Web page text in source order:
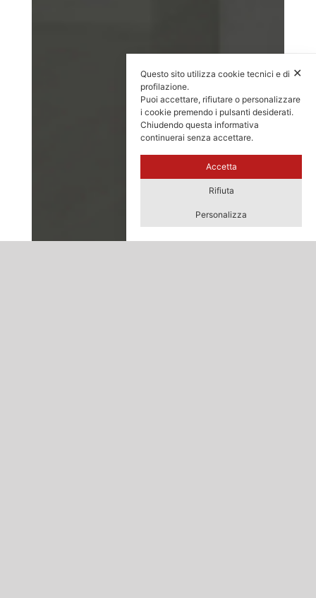
✕
Questo sito utilizza cookie tecnici e di
profilazione.
Puoi accettare, rifiutare o personalizzare
i cookie premendo i pulsanti desiderati.
Chiudendo questa informativa
continuerai senza accettare.
Accetta
Rifiuta
Personalizza